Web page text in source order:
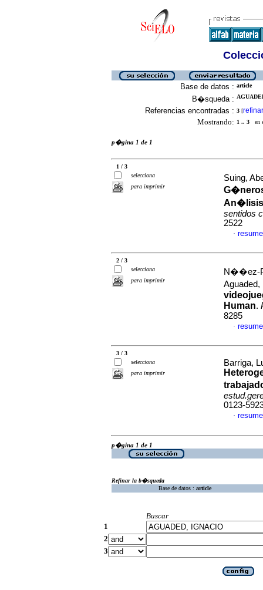
Base de datos : article
B�squeda :
Referencias encontradas : 3 [refinar
Mostrando: 1 .. 3 en
p�gina 1 de 1
1 / 3
selecciona
para imprimir
Suing,
An�lisis
sentidos
2522
·
2 / 3
selecciona
para imprimir
N��ez-
Human.
8285
·
3 / 3
selecciona
para imprimir
Barriga,
0123-
·
p�gina 1 de 1
Refinar la b�squeda
Base de datos : article
Buscar
1
2
3